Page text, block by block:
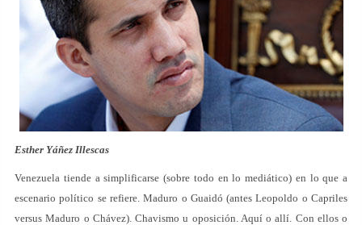
Esther Yáñez Illescas
Venezuela tiende a simplificarse (sobre todo en lo mediático) en lo que a
escenario político se refiere. Maduro o Guaidó (antes Leopoldo o Capriles
versus Maduro o Chávez). Chavismo u oposición. Aquí o allí. Con ellos o